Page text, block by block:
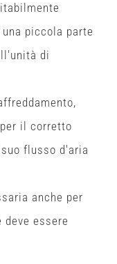
piccola parte
di
il corretto
flusso d'aria
anche per
essere